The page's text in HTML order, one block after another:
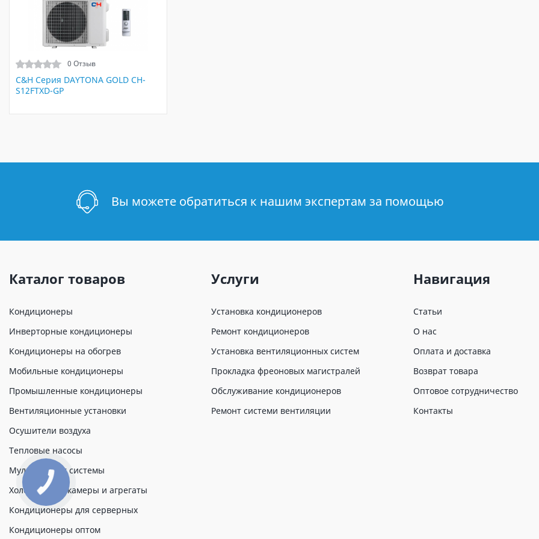
0 Отзыв
C&H Серия DAYTONA GOLD CH-
S12FTXD-GP
Вы можете обратиться к нашим экспертам за помощью
Каталог товаров
Кондиционеры
Инверторные кондиционеры
Кондиционеры на обогрев
Мобильные кондиционеры
Промышленные кондиционеры
Вентиляционные установки
Осушители воздуха
Тепловые насосы
Мульти сплит системы
Холодильные камеры и агрегаты
Кондиционеры для серверных
Кондиционеры оптом
Услуги
Установка кондиционеров
Ремонт кондиционеров
Установка вентиляционных систем
Прокладка фреоновых магистралей
Обслуживание кондиционеров
Ремонт системи вентиляции
Навигация
Статьи
О нас
Оплата и доставка
Возврат товара
Оптовое сотрудничество
Контакты